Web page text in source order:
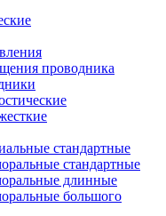
проводника
стандартные
стандартные
длинные
большого